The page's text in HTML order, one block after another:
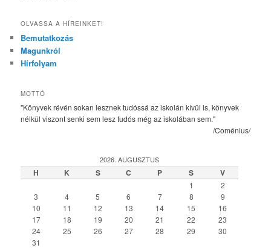
OLVASSA A HÍREINKET!
Bemutatkozás
Magunkról
Hírfolyam
MOTTÓ
"Könyvek révén sokan lesznek tudóssá az iskolán kívül is, könyvek
nélkül viszont senki sem lesz tudós még az iskolában sem."
/Coménius/
2026. AUGUSZTUS
H K S C P S V
1
2
3
4 5 6 7 8
9
10
11 12 13 14 15
16
17
18 19 20 21 22
23
24
25 26 27 28 29
30
31